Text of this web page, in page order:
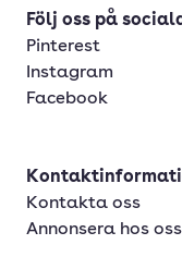
Följ oss på
Pinterest
Instagram
Facebook
Kontakta oss
Annonsera hos oss